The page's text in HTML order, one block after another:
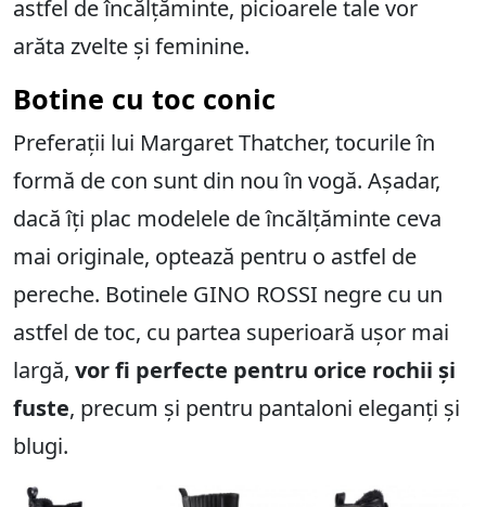
astfel de încălțăminte, picioarele tale vor
arăta zvelte și feminine.
Botine cu toc conic
Preferații lui Margaret Thatcher, tocurile în
formă de con sunt din nou în vogă. Așadar,
dacă îți plac modelele de încălțăminte ceva
mai originale, optează pentru o astfel de
pereche. Botinele GINO ROSSI negre cu un
astfel de toc, cu partea superioară ușor mai
largă, vor fi perfecte pentru orice rochii și
fuste, precum și pentru pantaloni eleganți și
blugi.